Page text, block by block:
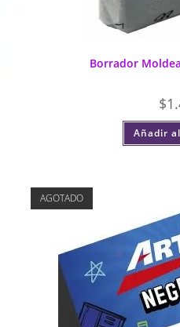
Borrador
$
Añadir
AGOTADO